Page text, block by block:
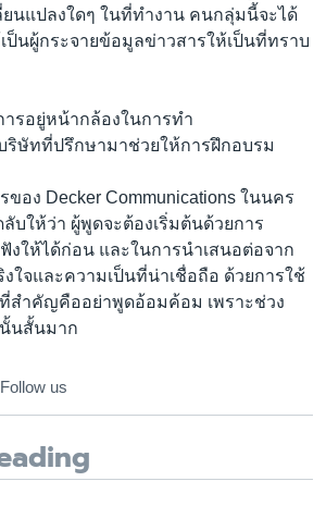
ยนแปลงใดๆ ในที่ทำงาน คนกลุ่มนี้จะได้
ป็นผู้กระจายข้อมูลข่าวสารให้เป็นที่ทราบ
รอยู่หน้ากล้องในการทำ
ริษัทที่ปรึกษามาช่วยให้การฝึกอบรม
ของ Decker Communications ในนคร
ลับให้ว่า ผู้พูดจะต้องเริ่มต้นด้วยการ
งให้ได้ก่อน และในการนำเสนอต่อจาก
ใจและความเป็นที่น่าเชื่อถือ ด้วยการใช้
สำคัญคืออย่าพูดอ้อมค้อม เพราะช่วง
นสั้นมาก
Follow us